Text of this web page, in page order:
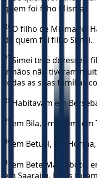
quem foi filho Misma.
26 O filho de Misma foi
de quem foi filho Simei.
27 Simei teve dezesseis
irmãos não tiveram
todas as suas famílias
28 Habitavam em
29 em Bila, em Ezém, em
30 em Betuel, em
31
em Bete-Marcabote,
em Saaraim. Estas